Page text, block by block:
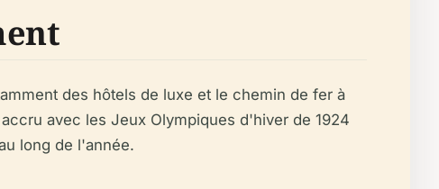
des hôtels de luxe et le chemin de fer à
avec les Jeux Olympiques d'hiver de 1924
long de l'année.